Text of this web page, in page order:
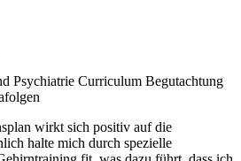
Psychiatrie Curriculum Begutachtung
wirkt sich positiv auf die
halte mich durch spezielle